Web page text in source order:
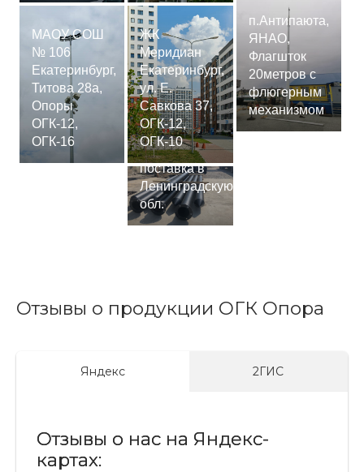
МАОУ СОШ
№ 106
Екатеринбург,
Титова 28а,
Опоры
ОГК-12,
ОГК-16
ЖК
Меридиан
Екатеринбург,
ул. Е.
Савкова 37,
ОГК-12,
ОГК-10
Сваи
СМ-7,75м,
поставка в
Ленинградскую
обл.
п.Антипаюта,
ЯНАО,
Флагшток
20метров с
флюгерным
механизмом
Отзывы о продукции ОГК Опора
Яндекс 2ГИС
Отзывы о нас на Яндекс-
картах: